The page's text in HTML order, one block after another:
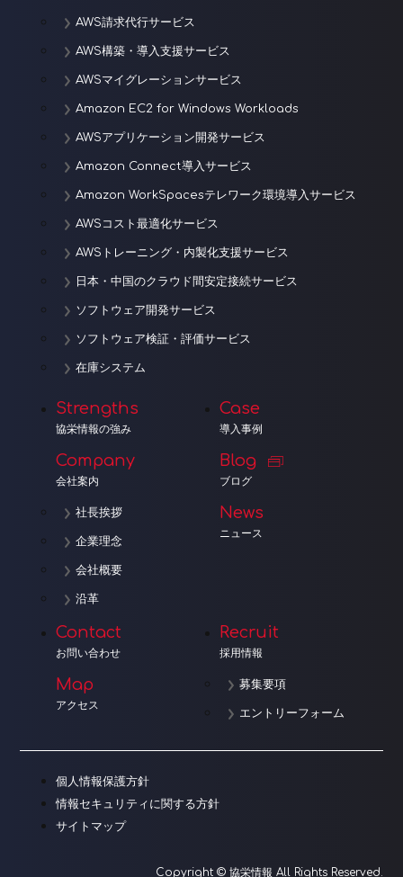
AWS請求代行サービス
AWS構築・導入支援サービス
AWSマイグレーションサービス
Amazon EC2 for Windows Workloads
AWSアプリケーション開発サービス
Amazon Connect導入サービス
Amazon WorkSpacesテレワーク環境導入サービス
AWSコスト最適化サービス
AWSトレーニング・内製化支援サービス
日本・中国のクラウド間安定接続サービス
ソフトウェア開発サービス
ソフトウェア検証・評価サービス
在庫システム
Strengths
協栄情報の強み
Company
会社案内
社長挨拶
企業理念
会社概要
沿革
Case
導入事例
Blog
ブログ
News
ニュース
Contact
お問い合わせ
Map
アクセス
Recruit
採用情報
募集要項
エントリーフォーム
個人情報保護方針
情報セキュリティに関する方針
サイトマップ
Copyright © 協栄情報 All Rights Reserved.